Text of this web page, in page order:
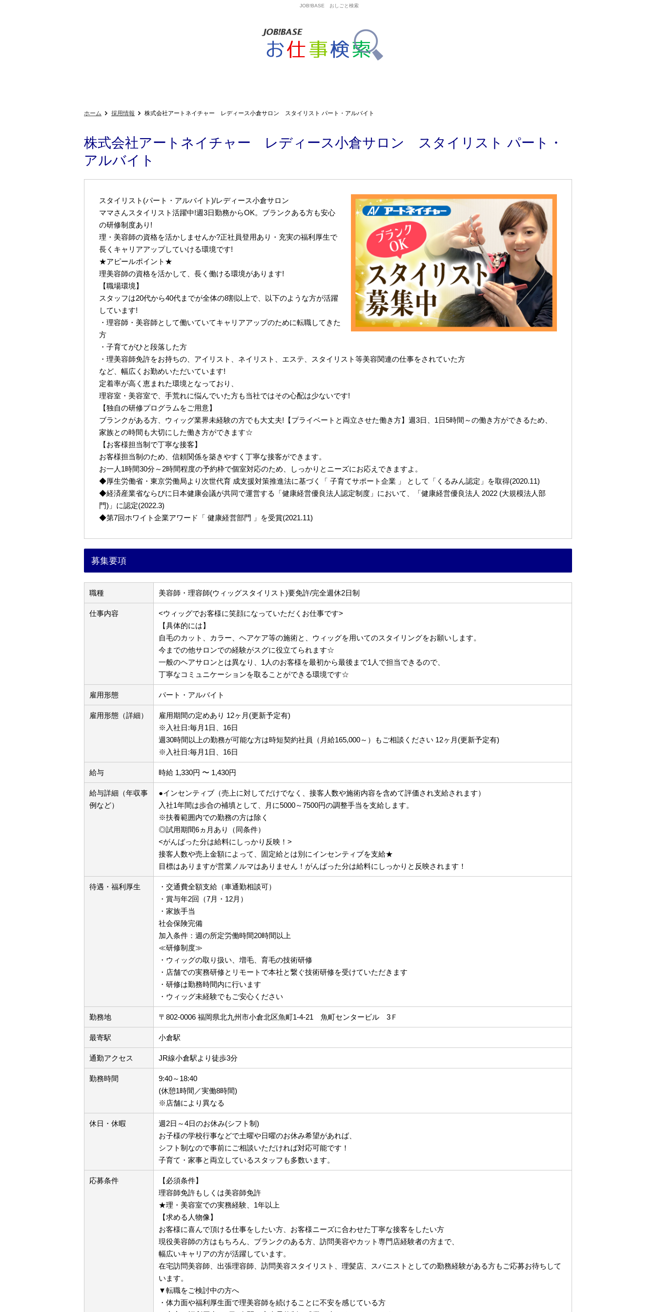
JOB!BASE おしごと検索
ホーム 採用情報 株式会社アートネイチャー レディース小倉サロン スタイリスト パート・アルバイト
株式会社アートネイチャー レディース小倉サロン スタイリスト パート・
アルバイト
スタイリスト(パート・アルバイト)/レディース小倉サロン
ママさんスタイリスト活躍中!週3日勤務からOK。ブランクある方も安心
の研修制度あり!
理・美容師の資格を活かしませんか?正社員登用あり・充実の福利厚生で
長くキャリアアップしていける環境です!
★アピールポイント★
理美容師の資格を活かして、長く働ける環境があります!
【職場環境】
スタッフは20代から40代までが全体の8割以上で、以下のような方が活躍
しています!
・理容師・美容師として働いていてキャリアアップのために転職してきた
方
・子育てがひと段落した方
・理美容師免許をお持ちの、アイリスト、ネイリスト、エステ、スタイリスト等美容関連の仕事をされていた方
など、幅広くお勤めいただいています!
定着率が高く恵まれた環境となっており、
理容室・美容室で、手荒れに悩んでいた方も当社ではその心配は少ないです!
【独自の研修プログラムをご用意】
ブランクがある方、ウィッグ業界未経験の方でも大丈夫!【プライベートと両立させた働き方】週3日、1日5時間～の働き方ができるため、
家族との時間も大切にした働き方ができます☆
【お客様担当制で丁寧な接客】
お客様担当制のため、信頼関係を築きやすく丁寧な接客ができます。
お一人1時間30分～2時間程度の予約枠で個室対応のため、しっかりとニーズにお応えできますよ。
◆厚生労働省・東京労働局より次世代育 成支援対策推進法に基づく「 子育てサポート企業 」 として「くるみん認定」を取得(2020.11)
◆経済産業省ならびに日本健康会議が共同で運営する「健康経営優良法人認定制度」において、「健康経営優良法人 2022 (大規模法人部
門)」に認定(2022.3)
◆第7回ホワイト企業アワード「 健康経営部門 」を受賞(2021.11)
募集要項
職種 美容師・理容師(ウィッグスタイリスト)要免許/完全週休2日制
仕事内容
<ウィッグでお客様に笑顔になっていただくお仕事です>
【具体的には】
自毛のカット、カラー、ヘアケア等の施術と、ウィッグを用いてのスタイリングをお願いします。
今までの他サロンでの経験がスグに役立てられます☆
一般のヘアサロンとは異なり、1人のお客様を最初から最後まで1人で担当できるので、
丁寧なコミュニケーションを取ることができる環境です☆
雇用形態 パート・アルバイト
雇用形態（詳細）
雇用期間の定めあり 12ヶ月(更新予定有)
※入社日:毎月1日、16日
週30時間以上の勤務が可能な方は時短契約社員（月給165,000～）もご相談ください 12ヶ月(更新予定有)
※入社日:毎月1日、16日
給与 時給 1,330円 〜 1,430円
給与詳細（年収事
例など）
●インセンティブ（売上に対してだけでなく、接客人数や施術内容を含めて評価され支給されます）
入社1年間は歩合の補填として、月に5000～7500円の調整手当を支給します。
※扶養範囲内での勤務の方は除く
◎試用期間6ヵ月あり（同条件）
<がんばった分は給料にしっかり反映！>
接客人数や売上金額によって、固定給とは別にインセンティブを支給★
目標はありますが営業ノルマはありません！がんばった分は給料にしっかりと反映されます！
待遇・福利厚生
・交通費全額支給（車通勤相談可）
・賞与年2回（7月・12月）
・家族手当
社会保険完備
加入条件：週の所定労働時間20時間以上
≪研修制度≫
・ウィッグの取り扱い、増毛、育毛の技術研修
・店舗での実務研修とリモートで本社と繋ぐ技術研修を受けていただきます
・研修は勤務時間内に行います
・ウィッグ未経験でもご安心ください
勤務地 〒802-0006 福岡県北九州市小倉北区魚町1-4-21 魚町センタービル 3Ｆ
最寄駅 小倉駅
通勤アクセス JR線小倉駅より徒歩3分
勤務時間
9:40～18:40
(休憩1時間／実働8時間)
※店舗により異なる
休日・休暇
週2日～4日のお休み(シフト制)
お子様の学校行事などで土曜や日曜のお休み希望があれば、
シフト制なので事前にご相談いただければ対応可能です！
子育て・家事と両立しているスタッフも多数います。
応募条件
【必須条件】
理容師免許もしくは美容師免許
★理・美容室での実務経験、1年以上
【求める人物像】
お客様に喜んで頂ける仕事をしたい方、お客様ニーズに合わせた丁寧な接客をしたい方
現役美容師の方はもちろん、ブランクのある方、訪問美容やカット専門店経験者の方まで、
幅広いキャリアの方が活躍しています。
在宅訪問美容師、出張理容師、訪問美容スタイリスト、理髪店、スパニストとしての勤務経験がある方もご応募お待ちして
います。
▼転職をご検討中の方へ
・体力面や福利厚生面で理美容師を続けることに不安を感じている方